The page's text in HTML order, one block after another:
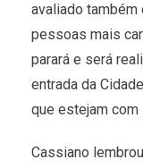
avaliado
pessoas mais
parará e será
entrada da
que estejam
Cassiano